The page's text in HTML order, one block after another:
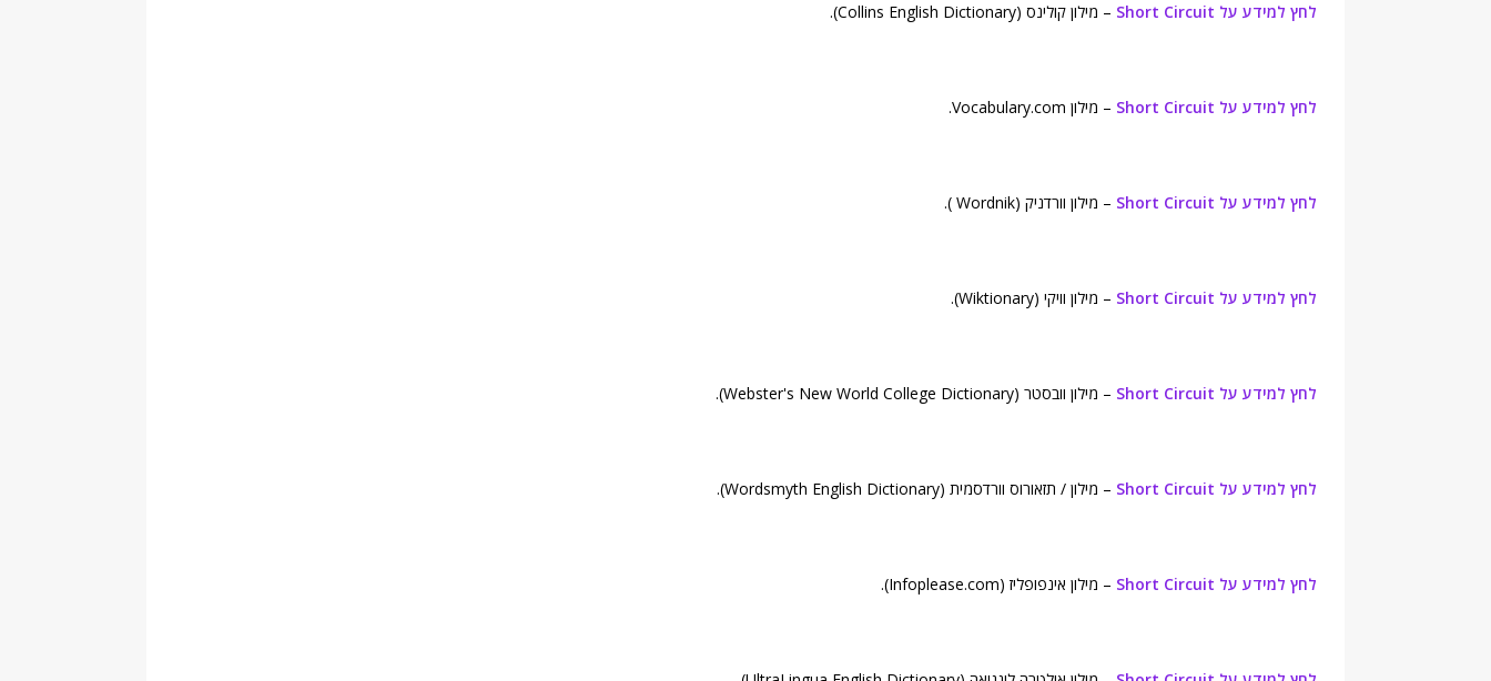
לחץ למידע על Short Circuit – מילון קולינס (Collins English Dictionary).
לחץ למידע על Short Circuit – מילון Vocabulary.com.
לחץ למידע על Short Circuit – מילון וורדניק (Wordnik ).
לחץ למידע על Short Circuit – מילון וויקי (Wiktionary).
לחץ למידע על Short Circuit – מילון וובסטר (Webster's New World College Dictionary).
לחץ למידע על Short Circuit – מילון / תזאורוס וורדסמית (Wordsmyth English Dictionary).
לחץ למידע על Short Circuit – מילון אינפופליז (Infoplease.com).